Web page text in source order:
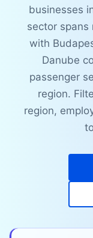
businesses
sector
with
Danube
passenger
region.
region,